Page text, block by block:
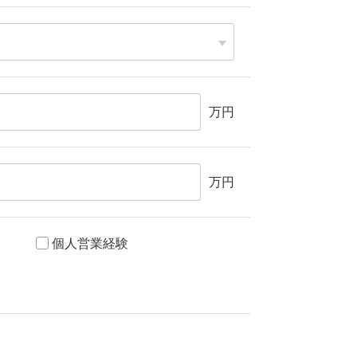
万円
万円
個人営業経験